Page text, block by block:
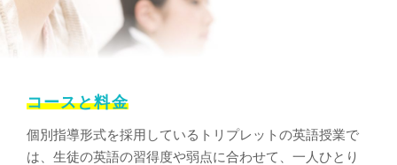
コースと料金
個別指導形式を採用しているトリプレットの英語授業で
は、生徒の英語の習得度や弱点に合わせて、一人ひとり